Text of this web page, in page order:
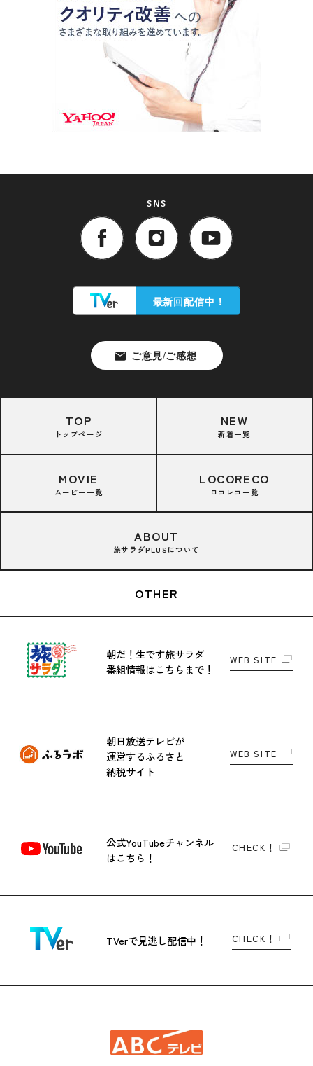
SNS
TOP
トップページ
NEW
新着一覧
MOVIE
ムービー一覧
LOCORECO
ロコレコ一覧
ABOUT
旅サラダPLUSについて
OTHER
朝だ！生です旅サラダ
番組情報はこちらまで！
WEB SITE
朝日放送テレビが
運営するふるさと
納税サイト
WEB SITE
公式YouTubeチャンネル
はこちら！
CHECK！
TVerで見逃し配信中！ CHECK！